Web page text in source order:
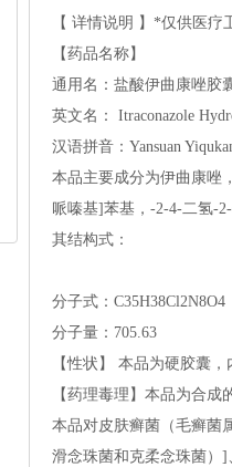
【详情说明】*仅供医疗
【药品名称】
通用名：盐酸伊曲康唑胶
英文名：
汉语拼音：
本品主要成分为伊曲康唑
哌嗪基]苯基，-2-4-二氢-
其结构式：
分子式：C35H38Cl2N8O4
分子量：705.63
【性状】本品为硬胶囊，
【药理毒理】本品为合
本品对皮肤癣菌（毛癣菌
滑念珠菌和克柔念珠菌）